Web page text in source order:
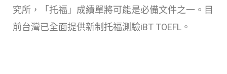
究所，「托福」成績單將可能是必備文件之一。目
前台灣已全面提供新制托福測驗iBT TOEFL。